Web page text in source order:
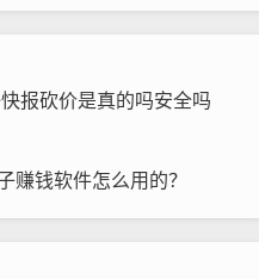
报砍价是真的吗安全吗
赚钱软件怎么用的？